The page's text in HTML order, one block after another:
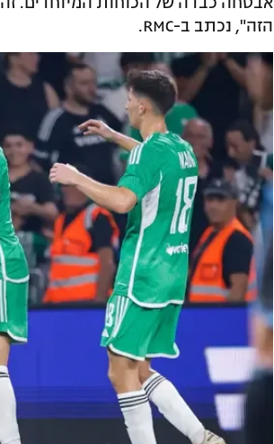
הזה", נכתב ב-RMC.